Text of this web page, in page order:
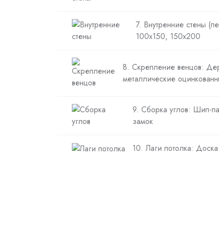
7. Внутренние стены
100х150, 150х200
8. Скрепление венцов:
металлические
9. Сборка углов: Шип-
замок
10. Лаги потолка: